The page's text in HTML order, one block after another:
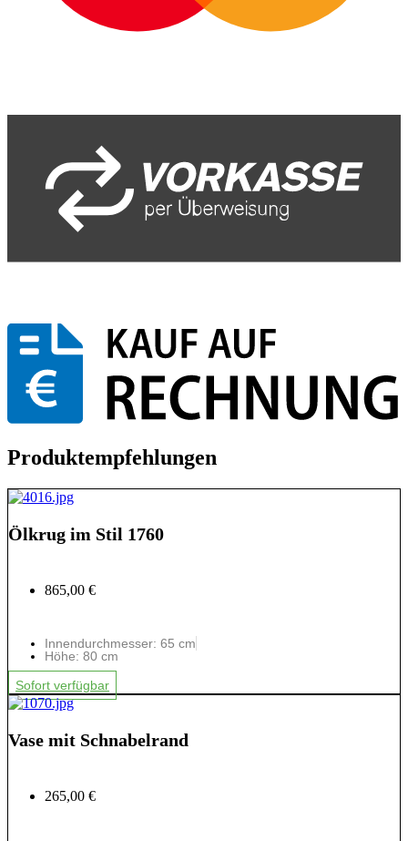
Produktempfehlungen
Ölkrug im Stil 1760
865,00 €
Innendurchmesser: 65 cm
Höhe: 80 cm
Sofort verfügbar
Vase mit Schnabelrand
265,00 €